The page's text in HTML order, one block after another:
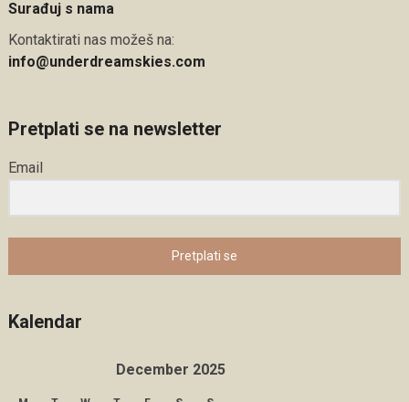
Surađuj s nama
Kontaktirati nas možeš na:
info@underdreamskies.com
Pretplati se na newsletter
Email
Pretplati se
Kalendar
December 2025